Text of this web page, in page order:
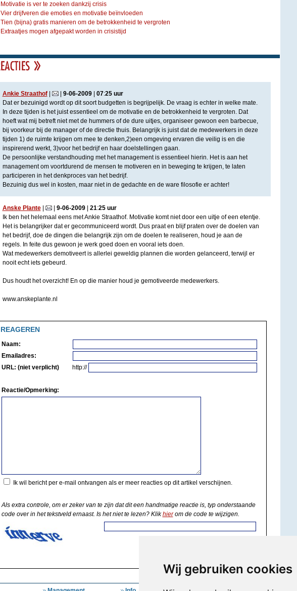
Wij gebruiken cookies
Motivatie is ver te zoeken dankzij crisis
Vier drijfveren die emoties en motivatie beïnvloeden
Tien (bijna) gratis manieren om de betrokkenheid te vergroten
Extraatjes mogen afgepakt worden in crisistijd
Ankie Straathof| | 9-06-2009| 07:25 uur
Dat er bezuinigd wordt op dit soort budgetten is begrijpelijk. De vraag is echter in welke mate.
In deze tijden is het juist essentieel om de motivatie en de betrokkenheid te vergroten. Dat
hoeft wat mij betreft niet met de hummers of de dure uitjes, organiseer gewoon een barbecue,
bij voorkeur bij de manager of de directie thuis. Belangrijk is juist dat de medewerkers in deze
tijden 1) de ruimte krijgen om mee te denken,2)een omgeving ervaren die veilig is en die
inspirerend werkt, 3)voor het bedrijf en haar doelstellingen gaan.
De persoonlijke verstandhouding met het management is essentieel hierin. Het is aan het
management om voortdurend de mensen te motiveren en in beweging te krijgen, te laten
participeren in het denkproces van het bedrijf.
Bezuinig dus wel in kosten, maar niet in de gedachte en de ware filosofie er achter!
Anske Plante| | 9-06-2009| 21:25 uur
Ik ben het helemaal eens met Ankie Straathof. Motivatie komt niet door een uitje of een etentje.
Het is belangrijker dat er gecommuniceerd wordt. Dus praat en blijf praten over de doelen van
het bedrijf, doe de dingen die belangrijk zijn om de doelen te realiseren, houd je aan de
regels. In feite dus gewoon je werk goed doen en vooral iets doen.
Wat medewerkers demotiveert is allerlei geweldig plannen die worden gelanceerd, terwijl er
nooit echt iets gebeurd.
Dus houdt het overzicht! En op die manier houd je gemotiveerde medewerkers.
www.anskeplante.nl
REAGEREN
Naam:
Emailadres:
URL: (niet verplicht)
http://
Reactie/Opmerking:
Ik wil bericht per e-mail ontvangen als er meer reacties op dit artikel verschijnen.
Als extra controle, om er zeker van te zijn dat dit een handmatige reactie is, typ onderstaande
code over in het tekstveld ernaast. Is het niet te lezen? Klikhierom de code te wijzigen.